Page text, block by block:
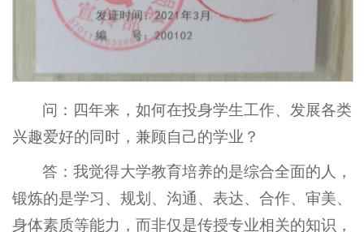
问：四年来，如何在投身学生工作、发展各类
兴趣爱好的同时，兼顾自己的学业？
答：我觉得大学教育培养的是综合全面的人，
锻炼的是学习、规划、沟通、表达、合作、审美、
身体素质等能力，而非仅是传授专业相关的知识，